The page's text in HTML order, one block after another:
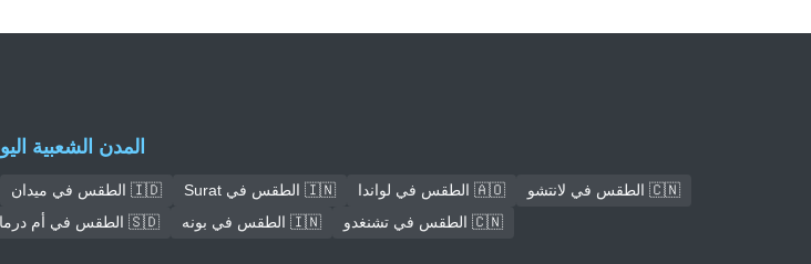
المدن الشعبية
🇨🇳 الطقس في لانتشو 🇦🇴 الطقس في لواندا 🇮🇳 الطقس في Surat 🇮🇩 الطقس في ميدان
🇨🇳 الطقس في تشنغدو
🇮🇳 الطقس في بونه 🇸🇩 الطقس في أم درمان